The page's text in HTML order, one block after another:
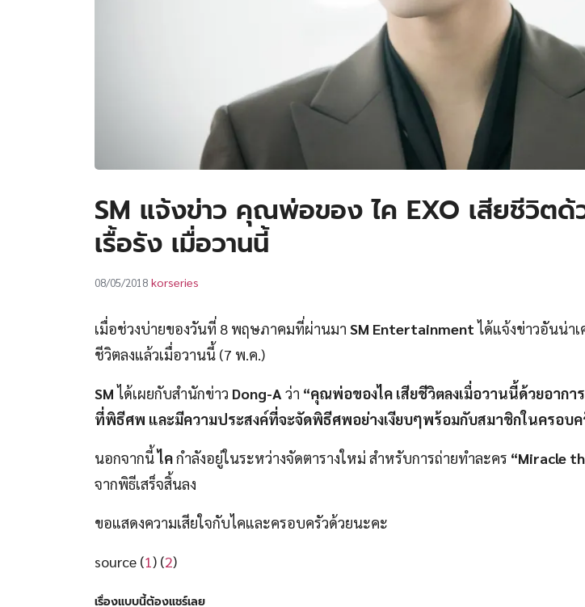
SM แจ้งข่าว คุณพ่อของ ไค​ EXO เสียชีวิตด้
เรื้อรัง เมื่อวานนี้
08/05/2018 korseries
เมื่อช่วงบ่ายของวันที่ 8 พฤษภาคมที่ผ่านมา SM Entertainment ได้แจ้งข่าวอันน่าเ
ชีวิตลงแล้วเมื่อวานนี้ (7 พ.ค.)
SM ได้เผยกับสำนักข่าว Dong-A ว่า “คุณพ่อของไค เสียชีวิตลงเมื่อวานนี้ด้วยอากา
ที่พิธีศพ และมีความประสงค์ที่จะจัดพิธีศพอย่างเงียบๆพร้อมกับสมาชิกในครอบ
นอกจากนี้ไคกำลังอยู่ในระหว่างจัดตารางใหม่ สำหรับการถ่ายทำละคร “Miracle
จากพิธีเสร็จสิ้นลง
ขอแสดงความเสียใจกับไคและครอบครัวด้วยนะคะ
source (1) (2)